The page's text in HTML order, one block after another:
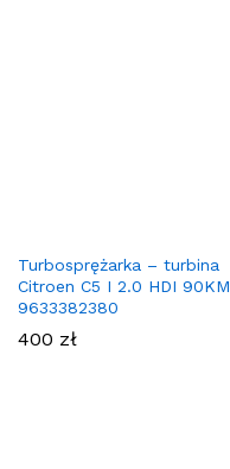
Turbosprężarka – turbina
Citroen C5 I 2.0 HDI 90KM
9633382380
400 zł